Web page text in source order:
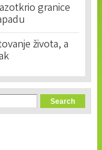
granice
života, a